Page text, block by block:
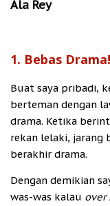
Ala Rey
1. Bebas Drama!
Buat saya pribadi,
berteman dengan
drama. Ketika
rekan lelaki, jarang
berakhir drama.
Dengan demikian
was-was kalau over